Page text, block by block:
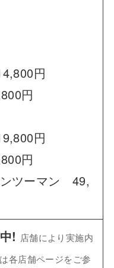
円
円
円
円
ツーマン 49,
! 店舗により実施内
各店舗ページをご参